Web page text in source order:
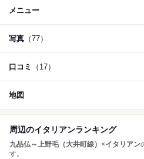
メニュー
写真 （77）
口コミ （17）
地図
周辺のイタリアンランキング
九品仏～上野毛（大井町線） ×イタリアン
す。